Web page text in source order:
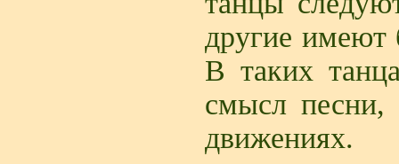
другие имеют
В таких
смысл песни,
движениях.